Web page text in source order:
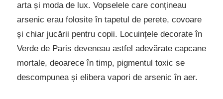
arta și moda de lux. Vopselele care conțineau
arsenic erau folosite în tapetul de perete, covoare
și chiar jucării pentru copii. Locuințele decorate în
Verde de Paris deveneau astfel adevărate capcane
mortale, deoarece în timp, pigmentul toxic se
descompunea și elibera vapori de arsenic în aer.